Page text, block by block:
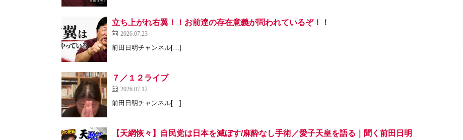
立ち上がれ右翼！！お前達の存在意義が問われているぞ！！
2026.07.23
前田日明チャンネル[…]
７／１２ライブ
2026.07.12
前田日明チャンネル[…]
【天網恢々】自民党は日本を滅ぼす/麻酔なし手術／愛子天皇を語る｜聞く前田日明